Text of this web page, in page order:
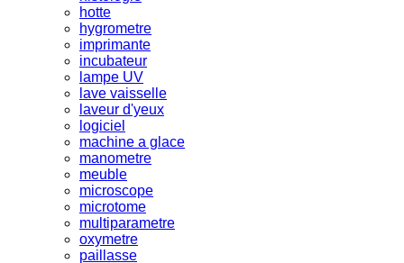
hotte
hygrometre
imprimante
incubateur
lampe UV
lave vaisselle
laveur d'yeux
logiciel
machine a glace
manometre
meuble
microscope
microtome
multiparametre
oxymetre
paillasse